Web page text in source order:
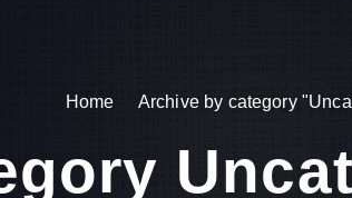
Home Archive by category